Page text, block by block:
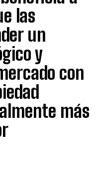
las
un
y
con
más